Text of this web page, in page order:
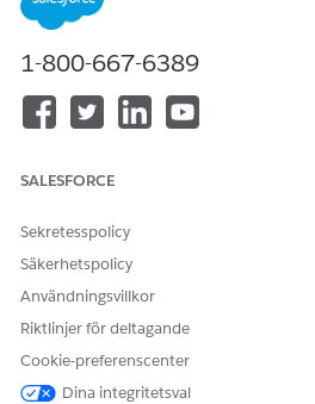
Tillgängliga i:
Developer
ellerEinstein 1 Field Service
Service Edition.
Att ändra skyddsräckena i
instruktioner rekommenderas inte.
instruktionerna rekommenderar vi
testa din underagent för att
dina krav.
Mindre säkerhet
1-800-667-6389
SALESFORCE
Sekretesspolicy
Säkerhetspolicy
Användningsvillkor
Riktlinjer för deltagande
Cookie-preferenscenter
Dina integritetsval